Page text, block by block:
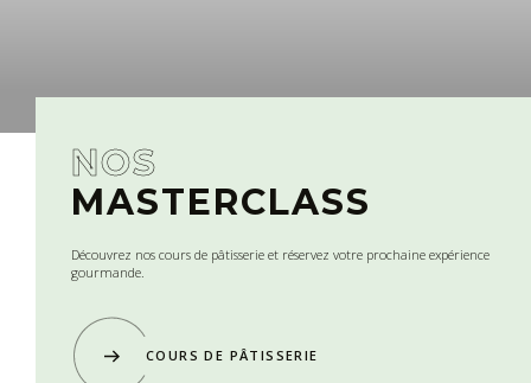
NOS
MASTERCLASS
Découvrez nos cours de pâtisserie et réservez votre prochaine expérience
gourmande.
COURS DE PÂTISSERIE